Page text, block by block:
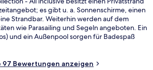
es gibt u. a. Sonnenschirme, einen
Strandbar. Weiterhin werden auf dem
wie Parasailing und Segeln angeboten. Ein
und ein Außenpool sorgen für Badespaß
umfasst 6 Restaurants und 4
97 Bewertungen anzeigen